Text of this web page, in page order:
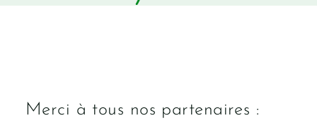
Merci à tous nos partenaires :